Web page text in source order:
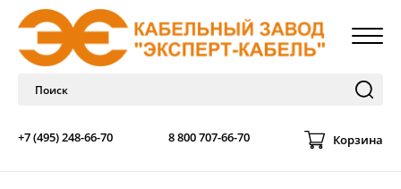
+7 (495) 248-66-70 8 800 707-66-70 Корзина